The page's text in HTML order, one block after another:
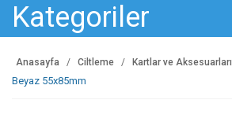
Kategoriler
Anasayfa Ciltleme Kartlar ve Aksesuarları
Beyaz 55x85mm